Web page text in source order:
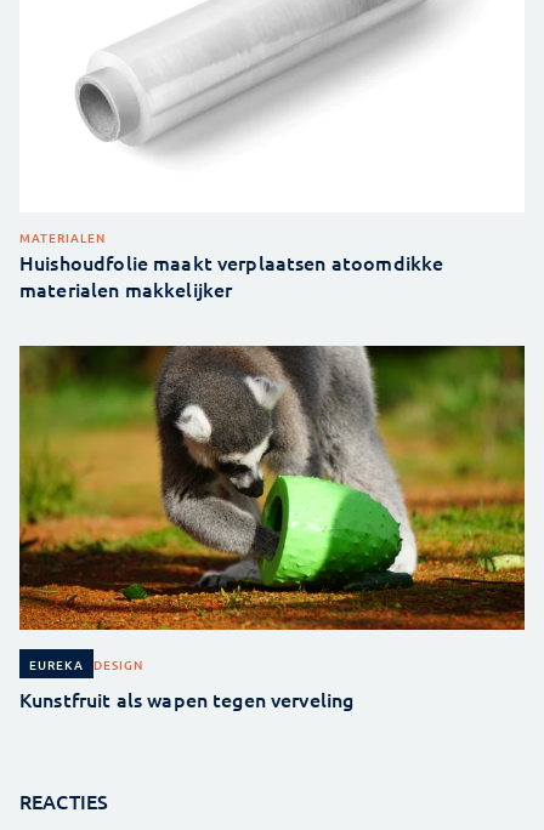
MATERIALEN
Huishoudfolie maakt verplaatsen atoomdikke
materialen makkelijker
EUREKA DESIGN
Kunstfruit als wapen tegen verveling
REACTIES